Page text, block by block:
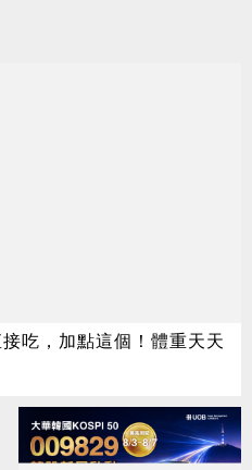
吃，加點這個！體重天天